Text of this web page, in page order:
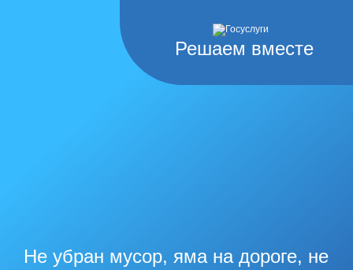
Решаем вместе
Не убран мусор, яма на дороге, не